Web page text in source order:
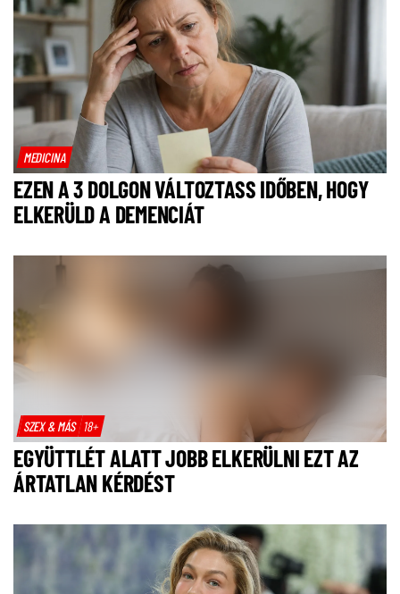
MEDICINA
EZEN A 3 DOLGON VÁLTOZTASS IDŐBEN, HOGY
ELKERÜLD A DEMENCIÁT
SZEX & MÁS 18+
EGYÜTTLÉT ALATT JOBB ELKERÜLNI EZT AZ
ÁRTATLAN KÉRDÉST